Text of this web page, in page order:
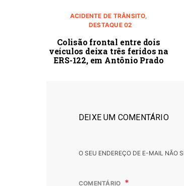
ACIDENTE DE TRÂNSITO
DESTAQUE 02
Colisão frontal entre dois
veículos deixa três feridos na
ERS-122, em Antônio Prado
DEIXE UM COMENTÁRIO
O SEU ENDEREÇO DE E-MAIL NÃO
COMENTÁRIO